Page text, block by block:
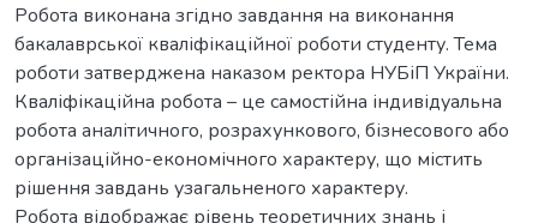
Робота виконана згідно завдання на виконання
бакалаврської кваліфікаційної роботи студенту. Тема
роботи затверджена наказом ректора НУБіП України.
Кваліфікаційна робота – це самостійна індивідуальна
робота аналітичного, розрахункового, бізнесового або
організаційно-економічного характеру, що містить
рішення завдань узагальненого характеру.
Робота відображає рівень теоретичних знань і